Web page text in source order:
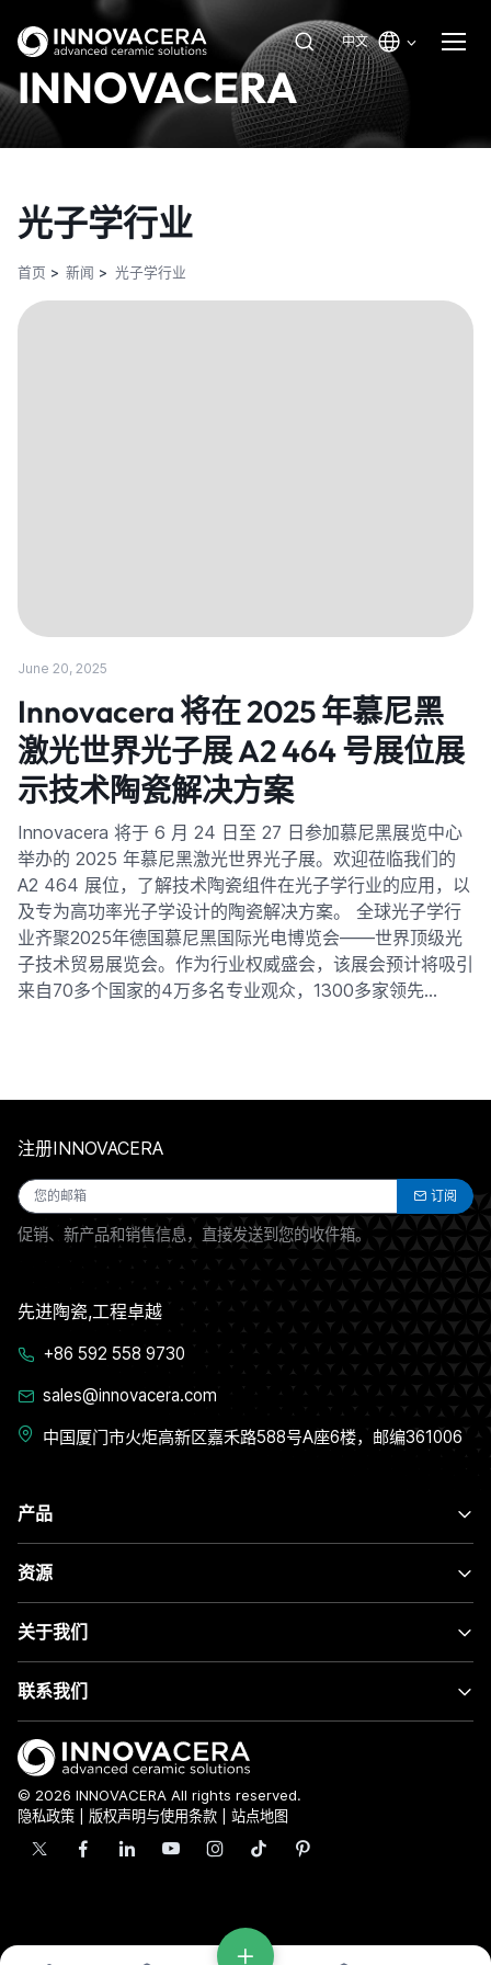
中文
INNOVACERA
光子学行业
首页 新闻 光子学行业
June 20, 2025
Innovacera 将在 2025 年慕尼黑
激光世界光子展 A2 464 号展位展
示技术陶瓷解决方案
Innovacera 将于 6 月 24 日至 27 日参加慕尼黑展览中心
举办的 2025 年慕尼黑激光世界光子展。欢迎莅临我们的
A2 464 展位，了解技术陶瓷组件在光子学行业的应用，以
及专为高功率光子学设计的陶瓷解决方案。 全球光子学行
业齐聚2025年德国慕尼黑国际光电博览会——世界顶级光
子技术贸易展览会。作为行业权威盛会，该展会预计将吸引
来自70多个国家的4万多名专业观众，1300多家领先…
产品
资源
关于我们
联系我们
注册INNOVACERA
订阅
促销、新产品和销售信息，直接发送到您的收件箱。
先进陶瓷,工程卓越
+86 592 558 9730
sales@innovacera.com
中国厦门市火炬高新区嘉禾路588号A座6楼，邮编361006
© 2026 INNOVACERA All rights reserved.
隐私政策
版权声明与使用条款 站点地图